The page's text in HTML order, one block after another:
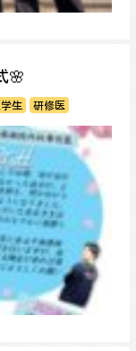
🌸
生 研修医